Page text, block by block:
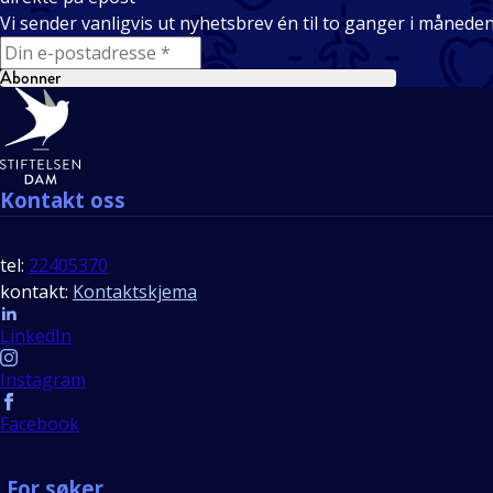
Vi sender vanligvis ut nyhetsbrev én til to ganger i
E-mail
Abonner
Bunntekst
Kontakt oss
tel: 22405370
kontakt: Kontaktskjema
Follow us
LinkedIn
Instagram
Facebook